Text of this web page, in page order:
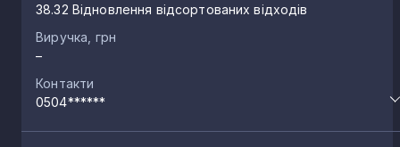
38.32 Відновлення відсортованих відходів
Виручка, грн
–
Контакти
0504******